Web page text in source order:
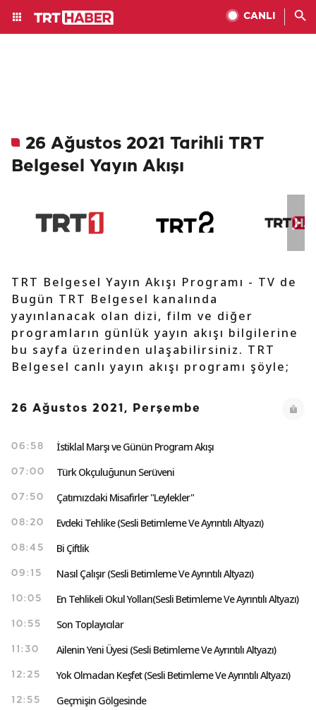
CANLI
26 Ağustos 2021 Tarihli TRT
Belgesel Yayın Akışı
TRT Belgesel Yayın Akışı Programı - TV de
Bugün TRT Belgesel kanalında
yayınlanacak olan dizi, film ve diğer
programların günlük yayın akışı bilgilerine
bu sayfa üzerinden ulaşabilirsiniz. TRT
Belgesel canlı yayın akışı programı şöyle;
26 Ağustos 2021, Perşembe
06:58 İstiklal Marşı ve Günün Program Akışı
07:00 Türk Okçuluğunun Serüveni
07:50 Çatımızdaki Misafirler "Leylekler"
08:20 Evdeki Tehlike (Sesli Betimleme Ve Ayrıntılı Altyazı)
08:45 Bi Çiftlik
09:15 Nasıl Çalışır (Sesli Betimleme Ve Ayrıntılı Altyazı)
10:05 En Tehlikeli Okul Yolları(Sesli Betimleme Ve Ayrıntılı Altyazı)
10:55 Son Toplayıcılar
11:30 Ailenin Yeni Üyesi (Sesli Betimleme Ve Ayrıntılı Altyazı)
12:25 Yok Olmadan Keşfet (Sesli Betimleme Ve Ayrıntılı Altyazı)
12:55 Geçmişin Gölgesinde